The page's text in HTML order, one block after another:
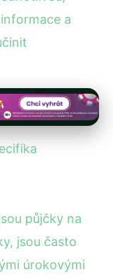
a
půjčky na
jsou často
úrokovými